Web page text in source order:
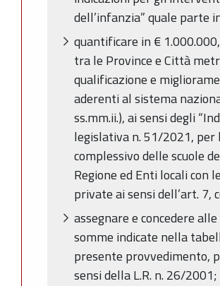
dell’infanzia” quale parte
quantificare in €
tra le Province e Città
qualificazione e
aderenti al sistema
ss.mm.ii.), ai sensi degli
legislativa n. 51/2021,
complessivo delle scuole
Regione ed Enti locali con
private ai sensi dell’art. 7,
assegnare e concedere
somme indicate nella
presente provvedimento,
sensi della L.R. n. 26/2001;